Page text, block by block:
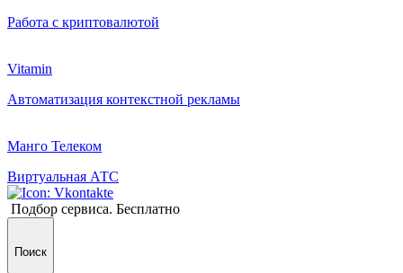
Работа с криптовалютой
Vitamin
Автоматизация контекстной рекламы
Манго Телеком
Виртуальная АТС
Подбор сервиса. Бесплатно
Поиск